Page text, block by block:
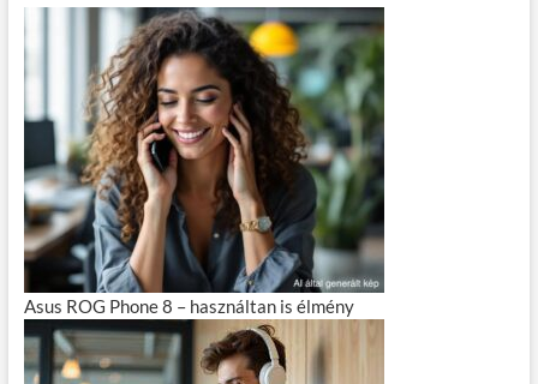
Asus ROG Phone 8 – használtan is élmény